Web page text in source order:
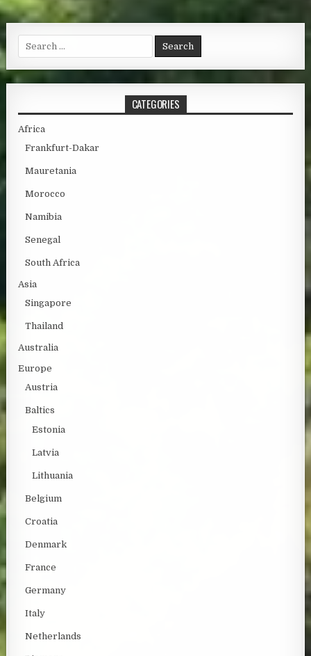
Search for:
CATEGORIES
Africa
Frankfurt-Dakar
Mauretania
Morocco
Namibia
Senegal
South Africa
Asia
Singapore
Thailand
Australia
Europe
Austria
Baltics
Estonia
Latvia
Lithuania
Belgium
Croatia
Denmark
France
Germany
Italy
Netherlands